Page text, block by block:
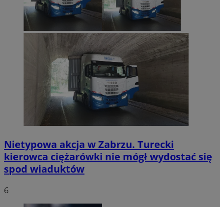
Nietypowa akcja w Zabrzu. Turecki
kierowca ciężarówki nie mógł wydostać się
spod wiaduktów
6